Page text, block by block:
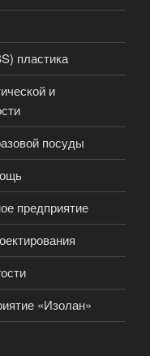
пластика
и
посуды
предприятие
«Изолан»